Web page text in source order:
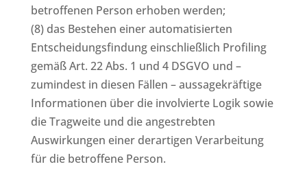
betroffenen Person erhoben werden;
(8) das Bestehen einer automatisierten
Entscheidungsfindung einschließlich Profiling
gemäß Art. 22 Abs. 1 und 4 DSGVO und –
zumindest in diesen Fällen – aussagekräftige
Informationen über die involvierte Logik sowie
die Tragweite und die angestrebten
Auswirkungen einer derartigen Verarbeitung
für die betroffene Person.